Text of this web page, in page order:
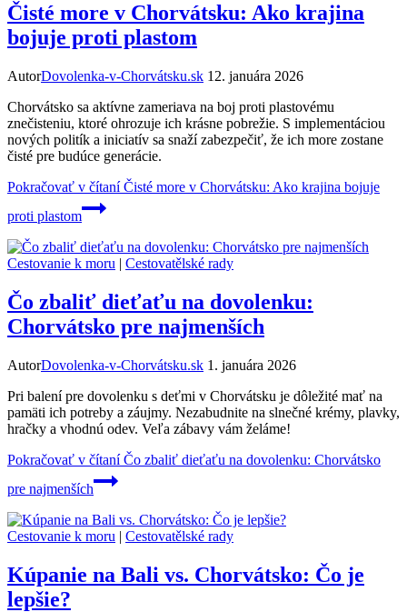
Čisté more v Chorvátsku: Ako krajina
bojuje proti plastom
AutorDovolenka-v-Chorvátsku.sk 12. januára 2026
Chorvátsko sa aktívne zameriava na boj proti plastovému
znečisteniu, ktoré ohrozuje ich krásne pobrežie. S implementáciou
nových politík a iniciatív sa snaží zabezpečiť, že ich more zostane
čisté pre budúce generácie.
Pokračovať v čítaníČisté more v Chorvátsku: Ako krajina bojuje
proti plastom
Cestovanie k moru | Cestovatělské rady
Čo zbaliť dieťaťu na dovolenku:
Chorvátsko pre najmenších
AutorDovolenka-v-Chorvátsku.sk 1. januára 2026
Pri balení pre dovolenku s deťmi v Chorvátsku je dôležité mať na
pamäti ich potreby a záujmy. Nezabudnite na slnečné krémy, plavky,
hračky a vhodnú odev. Veľa zábavy vám želáme!
Pokračovať v čítaníČo zbaliť dieťaťu na dovolenku: Chorvátsko
pre najmenších
Cestovanie k moru | Cestovatělské rady
Kúpanie na Bali vs. Chorvátsko: Čo je
lepšie?